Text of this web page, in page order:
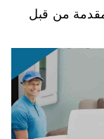
المقدمة من قبل